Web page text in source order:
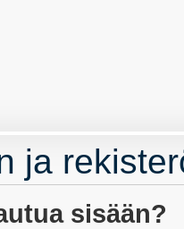
ja
sisään?